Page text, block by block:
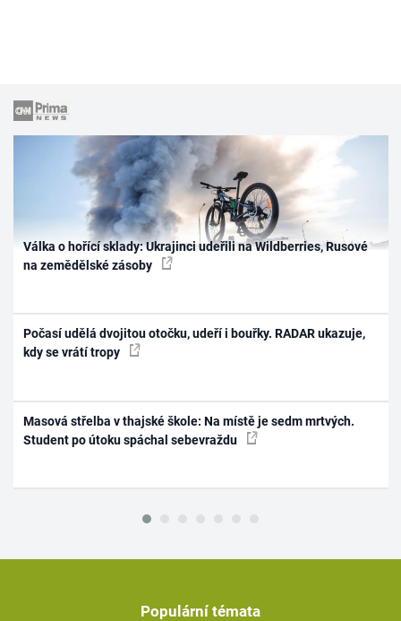
Válka o hořící sklady: Ukrajinci udeřili na Wildberries, Rusové
na zemědělské zásoby
Počasí udělá dvojitou otočku, udeří i bouřky. RADAR ukazuje,
kdy se vrátí tropy
Masová střelba v thajské škole: Na místě je sedm mrtvých.
Student po útoku spáchal sebevraždu
Populární témata